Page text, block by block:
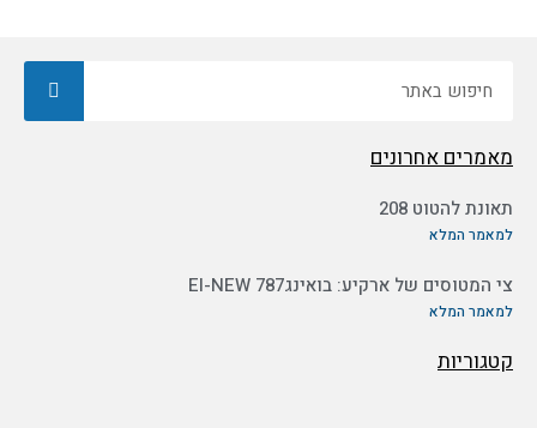
מאמרים אחרונים
תאונת להטוט 208
למאמר המלא
צי המטוסים של ארקיע: בואינג787 EI-NEW
למאמר המלא
קטגוריות